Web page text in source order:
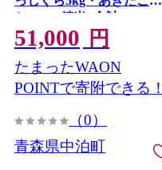
ち15kg (精米) 合計20kg
【長幸】 白米 米 お米 おこ
め コメ 精米 ご飯 ごはん
特A 小分け 青森県 中泊町
おすすめ F6N-317
51,000 円
たまったWAON
POINTで寄附できる！
（0）
青森県中泊町